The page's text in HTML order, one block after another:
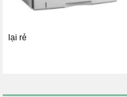
lại rẻ